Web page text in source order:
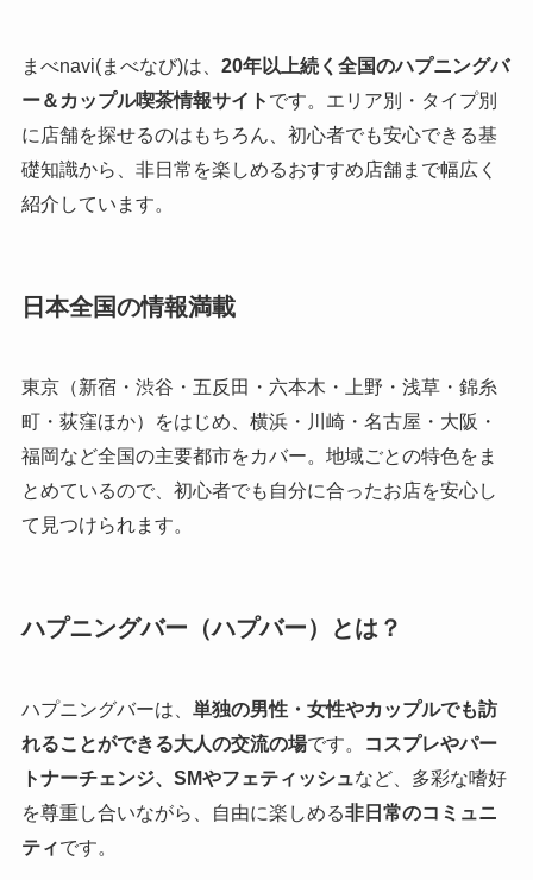
まべnavi(まべなび)は、 20年以上続く全国のハプニングバ
ー＆カップル喫茶情報サイト です。エリア別・タイプ別
に店舗を探せるのはもちろん、初心者でも安心できる基
礎知識から、非日常を楽しめるおすすめ店舗まで幅広く
紹介しています。
日本全国の情報満載
東京（新宿・渋谷・五反田・六本木・上野・浅草・錦糸
町・荻窪ほか）をはじめ、横浜・川崎・名古屋・大阪・
福岡など全国の主要都市をカバー。地域ごとの特色をま
とめているので、初心者でも自分に合ったお店を安心し
て見つけられます。
ハプニングバー（ハプバー）とは？
ハプニングバーは、 単独の男性・女性やカップルでも訪
れることができる大人の交流の場です。
コスプレやパー
トナーチェンジ、SMやフェティッシュなど、多彩な嗜好
を尊重し合いながら、自由に楽しめる非日常のコミュニ
ティです。